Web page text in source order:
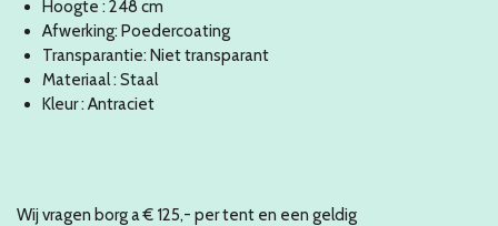
Hoogte : 248 cm
Afwerking: Poedercoating
Transparantie: Niet transparant
Materiaal : Staal
Kleur : Antraciet
Wij vragen borg a€ 125,- per tent en een geldig